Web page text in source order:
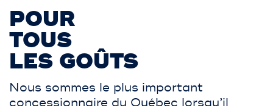
POUR
TOUS
LES GOÛTS
Nous sommes le plus important
concessionnaire du Québec lorsqu’il